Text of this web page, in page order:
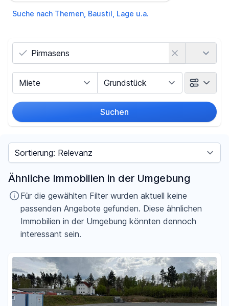
Suche nach Themen, Baustil, Lage u.a.
Suchen
Preis
Fläche
- m²
Sortieren nach
Ähnliche Immobilien in der Umgebung
Für die gewählten Filter wurden aktuell keine
passenden Angebote gefunden. Diese ähnlichen
Immobilien in der Umgebung könnten dennoch
interessant sein.